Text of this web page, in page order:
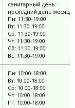
санитарный день:
последний день месяца
Пн: 11:30-19:00
Вт: 11:30-19:00
Ср: 11:30-19:00
Чт: 11:30-19:00
Сб: 11:30-19:00
Вс: 11:30-19:00
Пн: 10:00-18:00
Вт: 10:00-18:00
Ср: 10:00-18:00
Чт: 10:00-18:00
Пт: 10:00-18:00